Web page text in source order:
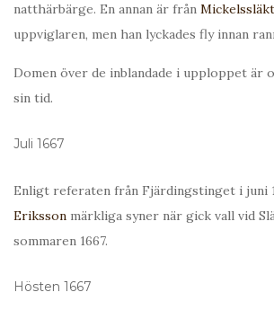
natthärbärge. En annan är från
uppviglaren, men han lyckades fly innan
Domen över de inblandade i upploppet är
sin tid.
Juli 1667
Enligt referaten från Fjärdingstinget i juni
Eriksson märkliga syner när gick vall vid
sommaren 1667.
Hösten 1667